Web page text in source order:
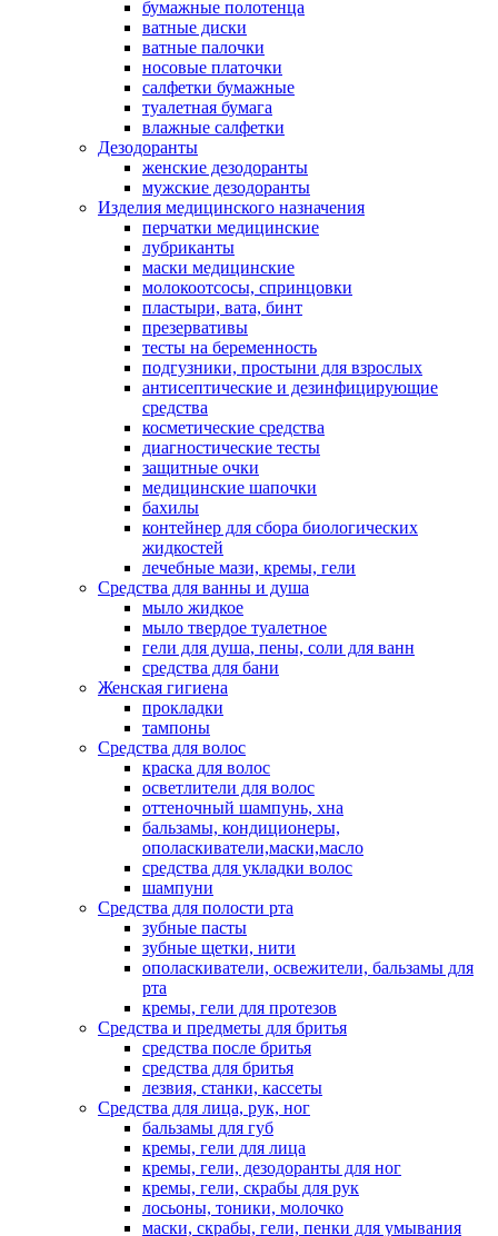
бумажные полотенца
ватные диски
ватные палочки
носовые платочки
салфетки бумажные
туалетная бумага
влажные салфетки
Дезодоранты
женские дезодоранты
мужские дезодоранты
Изделия медицинского назначения
перчатки медицинские
лубриканты
маски медицинские
молокоотсосы, спринцовки
пластыри, вата, бинт
презервативы
тесты на беременность
подгузники, простыни для взрослых
антисептические и дезинфицирующие
средства
косметические средства
диагностические тесты
защитные очки
медицинские шапочки
бахилы
контейнер для сбора биологических
жидкостей
лечебные мази, кремы, гели
Средства для ванны и душа
мыло жидкое
мыло твердое туалетное
гели для душа, пены, соли для ванн
средства для бани
Женская гигиена
прокладки
тампоны
Средства для волос
краска для волос
осветлители для волос
оттеночный шампунь, хна
бальзамы, кондиционеры,
ополаскиватели,маски,масло
средства для укладки волос
шампуни
Средства для полости рта
зубные пасты
зубные щетки, нити
ополаскиватели, освежители, бальзамы для
рта
кремы, гели для протезов
Средства и предметы для бритья
средства после бритья
средства для бритья
лезвия, станки, кассеты
Средства для лица, рук, ног
бальзамы для губ
кремы, гели для лица
кремы, гели, дезодоранты для ног
кремы, гели, скрабы для рук
лосьоны, тоники, молочко
маски, скрабы, гели, пенки для умывания